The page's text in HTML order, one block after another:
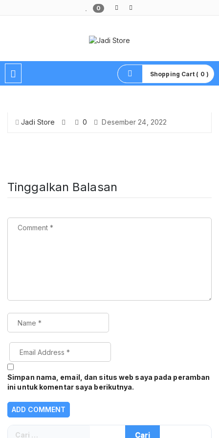
0
Shopping Cart ( 0 )
Jadi Store 0 Desember 24, 2022
Tinggalkan Balasan
Simpan nama, email, dan situs web saya pada peramban
ini untuk komentar saya berikutnya.
Cari